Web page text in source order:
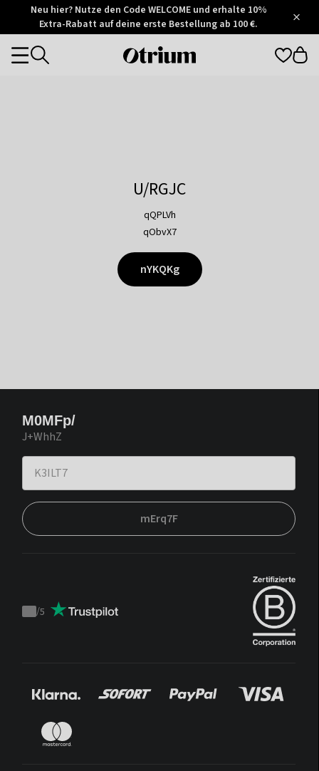
Otrium
Trustpilot
Neu hier? Nutze den Code WELCOME und erhalte 10%
Extra-Rabatt auf deine erste Bestellung ab 100 €.
Otrium
Categories
U/RGJC
qQPLVh
qObvX7
nYKQKg
M0MFp/
J+WhhZ
mErq7F
Trustpilot
/5